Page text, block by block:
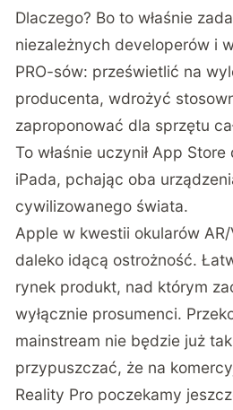
Dlaczego? Bo to właśnie
niezależnych developerów i
PRO-sów: prześwietlić na
producenta, wdrożyć
zaproponować dla sprzętu
To właśnie uczynił App Store
iPada, pchając oba
cywilizowanego świata.
Apple w kwestii okularów
daleko idącą ostrożność.
rynek produkt, nad którym
wyłącznie prosumenci.
mainstream nie będzie już
przypuszczać, że na
Reality Pro poczekamy